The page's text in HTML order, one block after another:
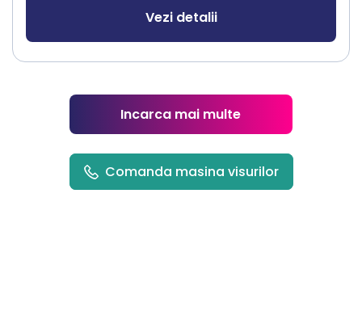
Vezi detalii
Incarca mai multe
Comanda masina visurilor